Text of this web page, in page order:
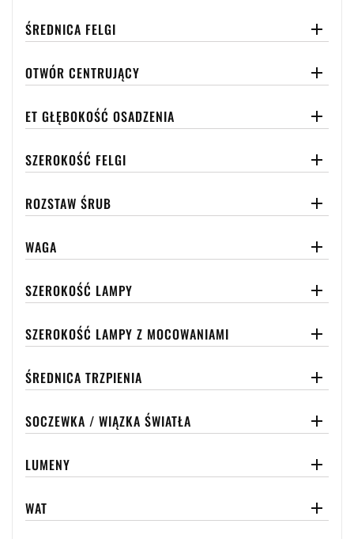
ŚREDNICA FELGI 
OTWÓR CENTRUJĄCY 
ET GŁĘBOKOŚĆ OSADZENIA 
SZEROKOŚĆ FELGI 
ROZSTAW ŚRUB 
WAGA 
SZEROKOŚĆ LAMPY 
SZEROKOŚĆ LAMPY Z MOCOWANIAMI 
ŚREDNICA TRZPIENIA 
SOCZEWKA / WIĄZKA ŚWIATŁA 
LUMENY 
WAT 